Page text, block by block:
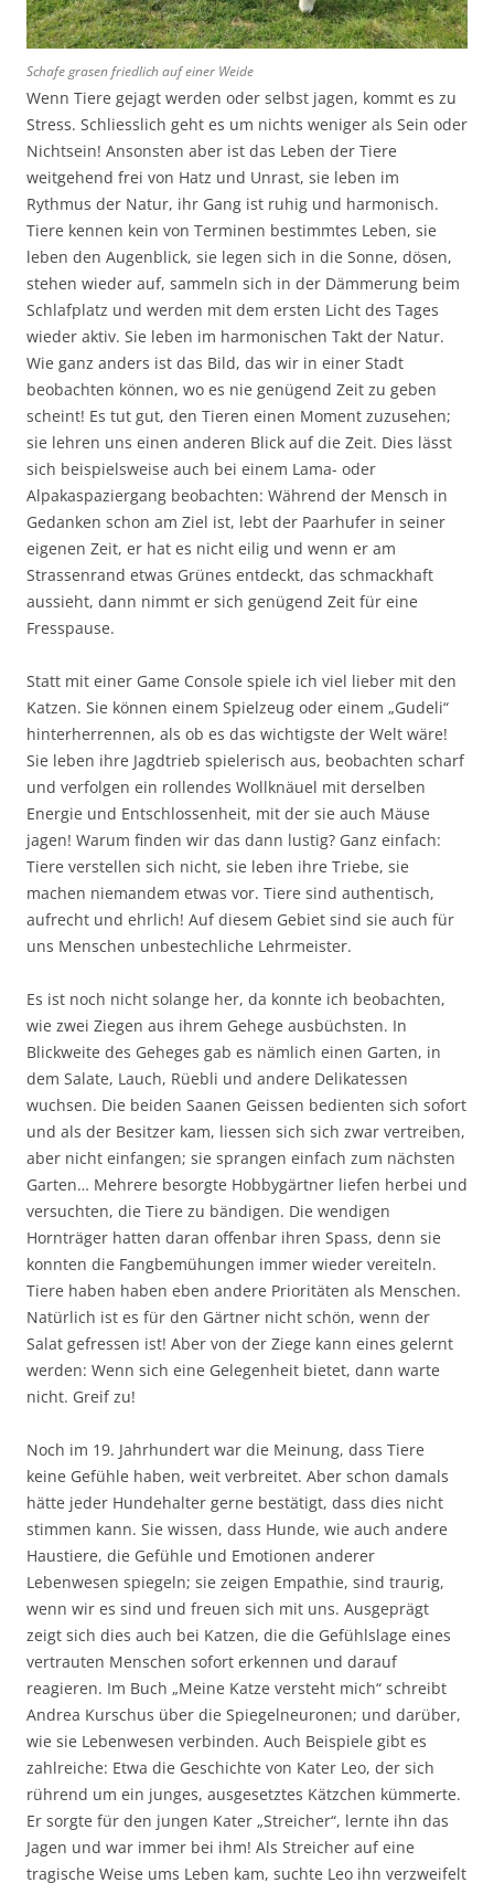
Schafe grasen friedlich auf einer Weide
Wenn Tiere gejagt werden oder selbst jagen, kommt es zu
Stress. Schliesslich geht es um nichts weniger als Sein oder
Nichtsein! Ansonsten aber ist das Leben der Tiere
weitgehend frei von Hatz und Unrast, sie leben im
Rythmus der Natur, ihr Gang ist ruhig und harmonisch.
Tiere kennen kein von Terminen bestimmtes Leben, sie
leben den Augenblick, sie legen sich in die Sonne, dösen,
stehen wieder auf, sammeln sich in der Dämmerung beim
Schlafplatz und werden mit dem ersten Licht des Tages
wieder aktiv. Sie leben im harmonischen Takt der Natur.
Wie ganz anders ist das Bild, das wir in einer Stadt
beobachten können, wo es nie genügend Zeit zu geben
scheint! Es tut gut, den Tieren einen Moment zuzusehen;
sie lehren uns einen anderen Blick auf die Zeit. Dies lässt
sich beispielsweise auch bei einem Lama- oder
Alpakaspaziergang beobachten: Während der Mensch in
Gedanken schon am Ziel ist, lebt der Paarhufer in seiner
eigenen Zeit, er hat es nicht eilig und wenn er am
Strassenrand etwas Grünes entdeckt, das schmackhaft
aussieht, dann nimmt er sich genügend Zeit für eine
Fresspause.
Statt mit einer Game Console spiele ich viel lieber mit den
Katzen. Sie können einem Spielzeug oder einem „Gudeli“
hinterherrennen, als ob es das wichtigste der Welt wäre!
Sie leben ihre Jagdtrieb spielerisch aus, beobachten scharf
und verfolgen ein rollendes Wollknäuel mit derselben
Energie und Entschlossenheit, mit der sie auch Mäuse
jagen! Warum finden wir das dann lustig? Ganz einfach:
Tiere verstellen sich nicht, sie leben ihre Triebe, sie
machen niemandem etwas vor. Tiere sind authentisch,
aufrecht und ehrlich! Auf diesem Gebiet sind sie auch für
uns Menschen unbestechliche Lehrmeister.
Es ist noch nicht solange her, da konnte ich beobachten,
wie zwei Ziegen aus ihrem Gehege ausbüchsten. In
Blickweite des Geheges gab es nämlich einen Garten, in
dem Salate, Lauch, Rüebli und andere Delikatessen
wuchsen. Die beiden Saanen Geissen bedienten sich sofort
und als der Besitzer kam, liessen sich sich zwar vertreiben,
aber nicht einfangen; sie sprangen einfach zum nächsten
Garten… Mehrere besorgte Hobbygärtner liefen herbei und
versuchten, die Tiere zu bändigen. Die wendigen
Hornträger hatten daran offenbar ihren Spass, denn sie
konnten die Fangbemühungen immer wieder vereiteln.
Tiere haben haben eben andere Prioritäten als Menschen.
Natürlich ist es für den Gärtner nicht schön, wenn der
Salat gefressen ist! Aber von der Ziege kann eines gelernt
werden: Wenn sich eine Gelegenheit bietet, dann warte
nicht. Greif zu!
Noch im 19. Jahrhundert war die Meinung, dass Tiere
keine Gefühle haben, weit verbreitet. Aber schon damals
hätte jeder Hundehalter gerne bestätigt, dass dies nicht
stimmen kann. Sie wissen, dass Hunde, wie auch andere
Haustiere, die Gefühle und Emotionen anderer
Lebenwesen spiegeln; sie zeigen Empathie, sind traurig,
wenn wir es sind und freuen sich mit uns. Ausgeprägt
zeigt sich dies auch bei Katzen, die die Gefühlslage eines
vertrauten Menschen sofort erkennen und darauf
reagieren. Im Buch „Meine Katze versteht mich“ schreibt
Andrea Kurschus über die Spiegelneuronen; und darüber,
wie sie Lebenwesen verbinden. Auch Beispiele gibt es
zahlreiche: Etwa die Geschichte von Kater Leo, der sich
rührend um ein junges, ausgesetztes Kätzchen kümmerte.
Er sorgte für den jungen Kater „Streicher“, lernte ihn das
Jagen und war immer bei ihm! Als Streicher auf eine
tragische Weise ums Leben kam, suchte Leo ihn verzweifelt